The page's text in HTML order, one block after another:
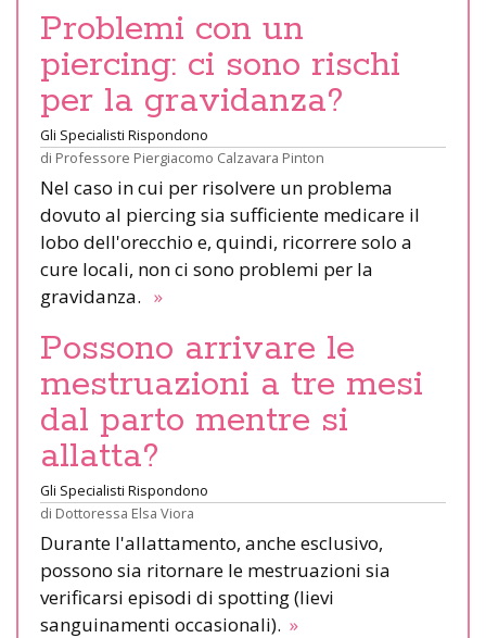
Problemi con un
piercing: ci sono rischi
per la gravidanza?
Gli Specialisti Rispondono
di Professore Piergiacomo Calzavara Pinton
Nel caso in cui per risolvere un problema
dovuto al piercing sia sufficiente medicare il
lobo dell'orecchio e, quindi, ricorrere solo a
cure locali, non ci sono problemi per la
gravidanza. »
Possono arrivare le
mestruazioni a tre mesi
dal parto mentre si
allatta?
Gli Specialisti Rispondono
di Dottoressa Elsa Viora
Durante l'allattamento, anche esclusivo,
possono sia ritornare le mestruazioni sia
verificarsi episodi di spotting (lievi
sanguinamenti occasionali). »